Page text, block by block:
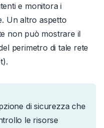
e monitora i
Un altro aspetto
non può mostrare il
perimetro di tale rete
di sicurezza che
le risorse